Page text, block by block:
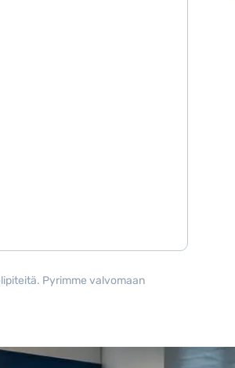
Pyrimme valvomaan